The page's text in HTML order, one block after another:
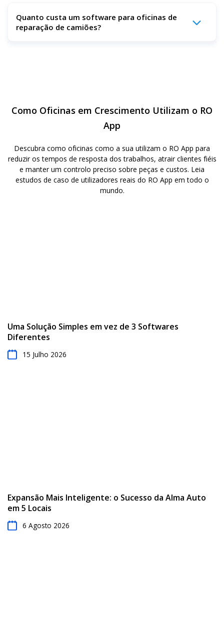
acompanhamento de trabalhos, gestão de frotas,
faturação, inventário e mobilidade dos técnicos num único
Quanto custa um software para oficinas de
reparação de camiões?
Como Oficinas em Crescimento Utilizam o RO
App
Descubra como oficinas como a sua utilizam o RO App para
reduzir os tempos de resposta dos trabalhos, atrair clientes fiéis
e manter um controlo preciso sobre peças e custos. Leia
estudos de caso de utilizadores reais do RO App em todo o
mundo.
Uma Solução Simples em vez de 3 Softwares
Diferentes
15 Julho 2026
Expansão Mais Inteligente: o Sucesso da Alma Auto
em 5 Locais
6 Agosto 2026